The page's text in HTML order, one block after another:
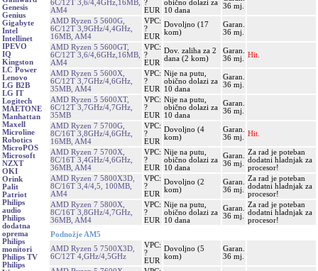
Genesis
Genius
Gigabyte
Intel
Intellinet
IPEVO
IQ
Kingston
LC Power
Lenovo
LG B2B
LG IT
Logitech
MAETONE
Manhattan
Maxell
Microline
Robotics
MicroPOS
Microsoft
NZXT
OKI
Orink
Palit
Patriot
Philips
audio
Philips
dodatna
oprema
Philips
monitori
Philips TV
Philips
6C/12T 3,6/4,4GHz,16MB,
AM4
?
EUR
obično dolazi za
10 dana
36 mj.
AMD Ryzen 5 5600G,
6C/12T 3,9GHz/4,4GHz,
16MB, AM4
VPC:
?
EUR
Dovoljno (17
kom)
Garan.
36 mj.
AMD Ryzen 5 5600GT,
6C/12T 3,6/4,6GHz,16MB,
AM4
VPC:
?
EUR
Dov. zaliha za 2
dana (2 kom)
Garan.
36 mj.
Hit.
AMD Ryzen 5 5600X,
6C/12T 3,7GHz/4,6GHz,
35MB, AM4
VPC:
?
EUR
Nije na putu,
obično dolazi za
10 dana
Garan.
36 mj.
AMD Ryzen 5 5600XT,
6C/12T 3,7GHz/4,7GHz,
35MB
VPC:
?
EUR
Nije na putu,
obično dolazi za
10 dana
Garan.
36 mj.
AMD Ryzen 7 5700G,
8C/16T 3,8GHz/4,6GHz,
16MB, AM4
VPC:
?
EUR
Dovoljno (4
kom)
Garan.
36 mj.
Hit.
AMD Ryzen 7 5700X,
8C/16T 3,4GHz/4,6GHz,
36MB, AM4
VPC:
?
EUR
Nije na putu,
obično dolazi za
10 dana
Garan.
36 mj.
Za rad je poteban
dodatni hladnjak za
procesor!
AMD Ryzen 7 5800X3D,
8C/16T 3,4/4,5, 100MB,
AM4
VPC:
?
EUR
Dovoljno (2
kom)
Garan.
36 mj.
Za rad je poteban
dodatni hladnjak za
procesor!
AMD Ryzen 7 5800X,
8C/16T 3,8GHz/4,7GHz,
36MB, AM4
VPC:
?
EUR
Nije na putu,
obično dolazi za
10 dana
Garan.
36 mj.
Za rad je poteban
dodatni hladnjak za
procesor!
Podnožje AM5
AMD Ryzen 5 7500X3D,
6C/12T 4,GHz/4,5GHz
VPC:
?
EUR
Dovoljno (5
kom)
Garan.
36 mj.